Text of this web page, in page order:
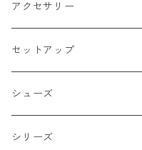
グリーン
ベージュ
チャコール
ホワイト
バッターマン（野球）
ホラー
ペンタグラム
楯型
スポーツ
アクセサリー
ペンダント
ブレスレッド
セットアップ
シューズ
DADA
シリーズ